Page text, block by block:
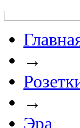
→
→
Эра